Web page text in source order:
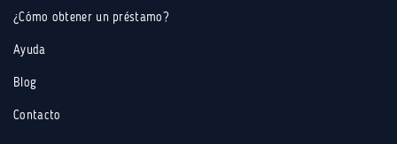
¿Cómo obtener un préstamo?
Ayuda
Blog
Contacto